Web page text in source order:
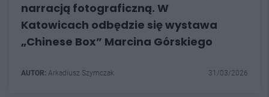
narracją fotograficzną. W
Katowicach odbędzie się wystawa
„Chinese Box” Marcina Górskiego
AUTOR: Arkadiusz Szymczak 31/03/2026